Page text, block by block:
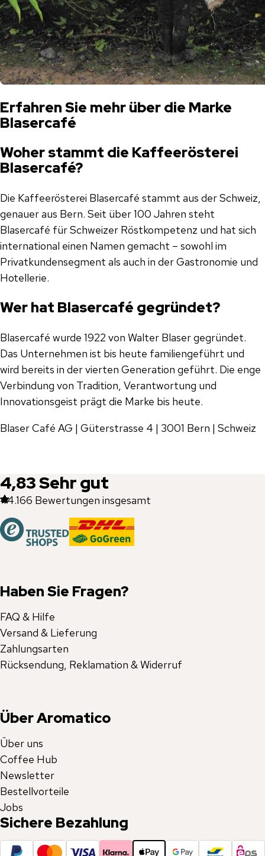
Erfahren Sie mehr über die Marke
Blasercafé
Woher stammt die Kaffeerösterei
Blasercafé?
Die Kaffeerösterei Blasercafé stammt aus der Schweiz,
genauer aus Bern. Seit über 100 Jahren steht
Blasercafé für Schweizer Röstkompetenz und hat sich
international einen Namen gemacht – sowohl im
Privatkundensegment als auch in der Gastronomie und
Hotellerie.
Wer hat Blasercafé gegründet?
Blasercafé wurde 1922 von Walter Blaser gegründet.
Das Unternehmen ist bis heute familiengeführt und
wird bereits in der vierten Generation geführt. Die enge
Verbindung von Tradition, Verantwortung und
Innovationsgeist prägt die Marke bis heute.
Blaser Café AG | Güterstrasse 4 | 3001 Bern | Schweiz
4,83Sehr gut
44.166 Bewertungen insgesamt
Haben Sie Fragen?
FAQ & Hilfe
Versand & Lieferung
Zahlungsarten
Rücksendung, Reklamation & Widerruf
Über Aromatico
Über uns
Coffee Hub
Newsletter
Bestellvorteile
Jobs
Sichere Bezahlung